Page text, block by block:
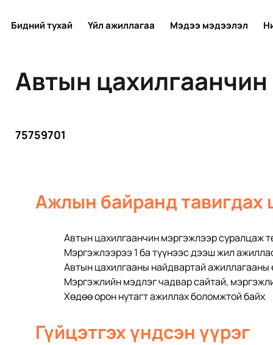
Бидний тухай Үйл ажиллагаа Мэдээ мэдээлэл
Автын цахилгаанчин
75759701
Ажлын байранд тавигдах
Автын цахилгаанчин мэргэжлээр суралцаж
Мэргэжлээрээ 1 ба түүнээс дээш жил
Автын цахилгааны найдвартай ажиллагааны
Мэргэжлийн мэдлэг чадвар сайтай,
Хөдөө орон нутагт ажиллах боломжтой байх
Гүйцэтгэх үндсэн үүрэг